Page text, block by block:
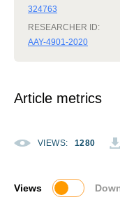
324763
RESEARCHER ID:
AAY-4901-2020
Article metrics
VIEWS: 1280
Views